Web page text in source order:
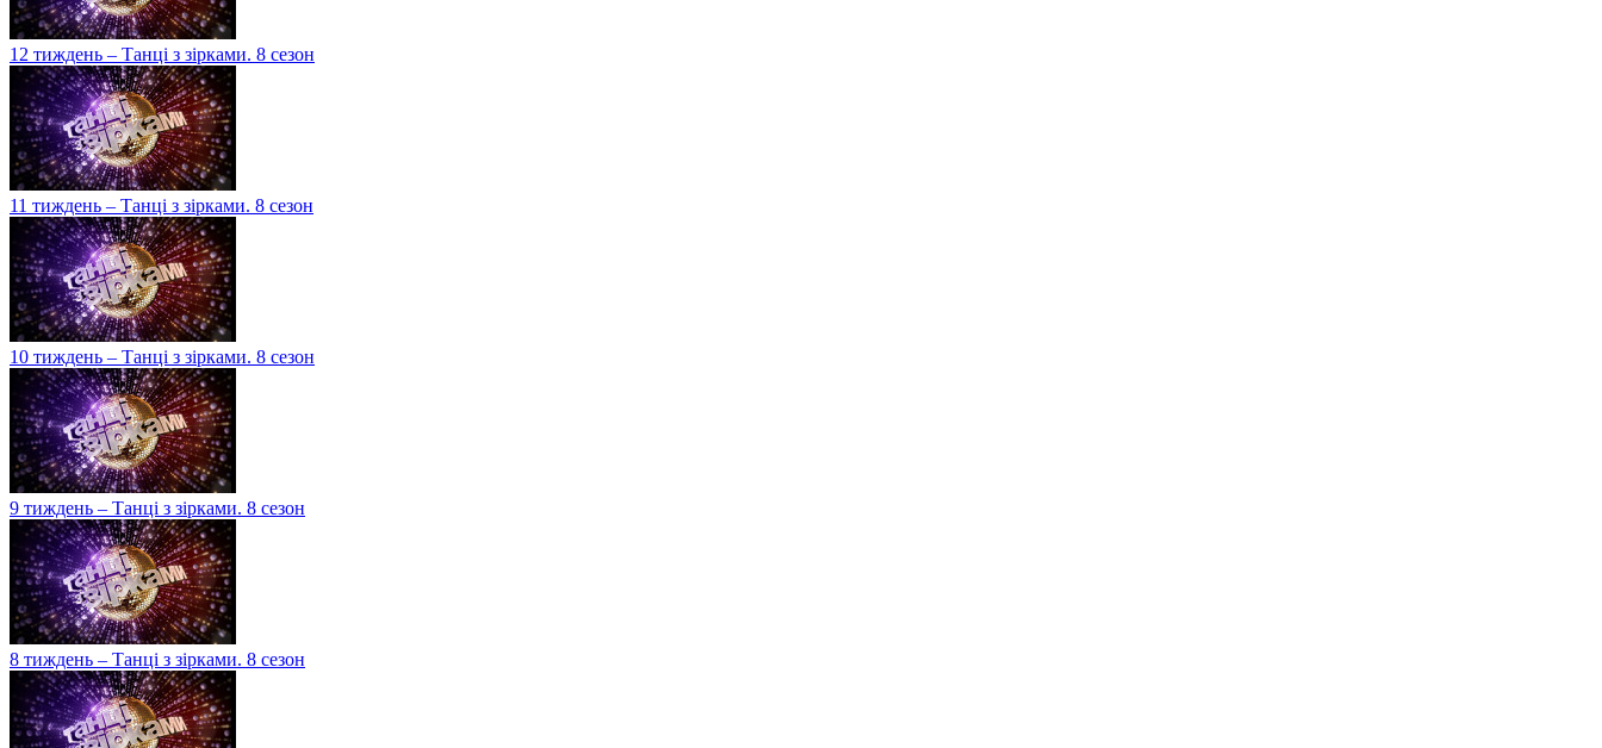
12 тиждень – Танці з зірками. 8 сезон
11 тиждень – Танці з зірками. 8 сезон
10 тиждень – Танці з зірками. 8 сезон
9 тиждень – Танці з зірками. 8 сезон
8 тиждень – Танці з зірками. 8 сезон